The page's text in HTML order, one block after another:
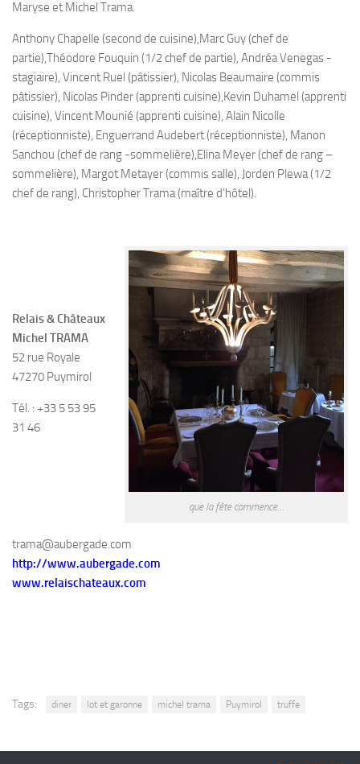
Maryse et Michel Trama.
Anthony Chapelle (second de cuisine),Marc Guy (chef de
partie),Théodore Fouquin (1/2 chef de partie), Andréa Venegas -
stagiaire), Vincent Ruel (pâtissier), Nicolas Beaumaire (commis
pâtissier), Nicolas Pinder (apprenti cuisine),Kevin Duhamel (apprenti
cuisine), Vincent Mounié (apprenti cuisine), Alain Nicolle
(réceptionniste), Enguerrand Audebert (réceptionniste), Manon
Sanchou (chef de rang -sommelière),Elina Meyer (chef de rang –
sommelière), Margot Metayer (commis salle), Jorden Plewa (1/2
chef de rang), Christopher Trama (maître d’hôtel).
que la fête commence…
Relais & Châteaux
Michel TRAMA
52 rue Royale
47270 Puymirol
Tél. : +33 5 53 95
31 46
trama@aubergade.com
http://www.aubergade.com
www.relaischateaux.com
Tags: diner lot et garonne michel trama Puymirol truffe